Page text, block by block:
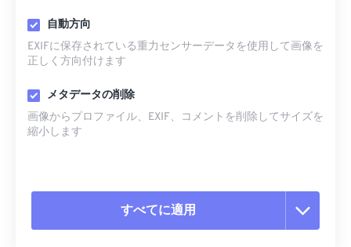
自動方向
EXIFに保存されている重力センサーデータを使用して画像を
正しく方向付けます
メタデータの削除
画像からプロファイル、EXIF、コメントを削除してサイズを
縮小します
すべてに適用